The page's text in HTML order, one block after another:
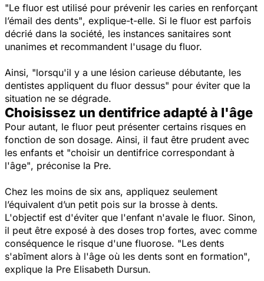
"Le fluor est utilisé pour prévenir les caries en renforçant
l’émail des dents", explique-t-elle. Si le fluor est parfois
décrié dans la société, les instances sanitaires sont
unanimes et recommandent l'usage du fluor.
Ainsi, "lorsqu'il y a une lésion carieuse débutante, les
dentistes appliquent du fluor dessus" pour éviter que la
situation ne se dégrade.
Choisissez un dentifrice adapté à l'âge
Pour autant, le fluor peut présenter certains risques en
fonction de son dosage. Ainsi, il faut être prudent avec
les enfants et "choisir un dentifrice correspondant à
l'âge", préconise la Pre.
Chez les moins de six ans, appliquez seulement
l’équivalent d’un petit pois sur la brosse à dents.
L'objectif est d'éviter que l'enfant n'avale le fluor. Sinon,
il peut être exposé à des doses trop fortes, avec comme
conséquence le risque d'une fluorose. "Les dents
s'abîment alors à l'âge où les dents sont en formation",
explique la Pre Elisabeth Dursun.